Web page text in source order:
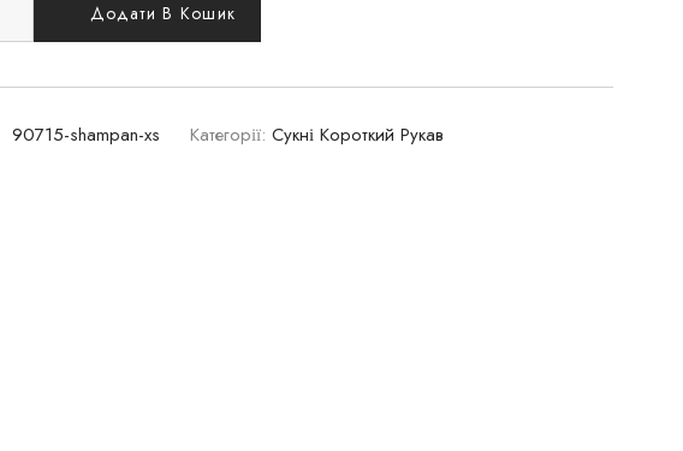
Додати В Кошик
90715-shampan-xs Категорії: Сукні Короткий Рукав